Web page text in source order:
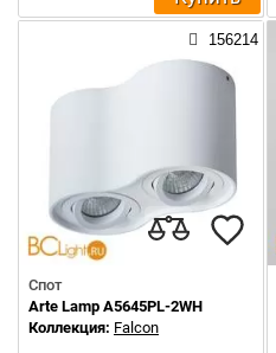
156214
Спот
Arte Lamp A5645PL-2WH
Коллекция: Falcon